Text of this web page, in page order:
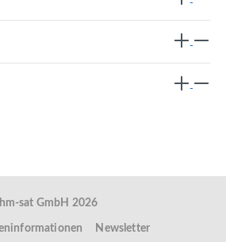
hm-sat GmbH 2026
Newsletter